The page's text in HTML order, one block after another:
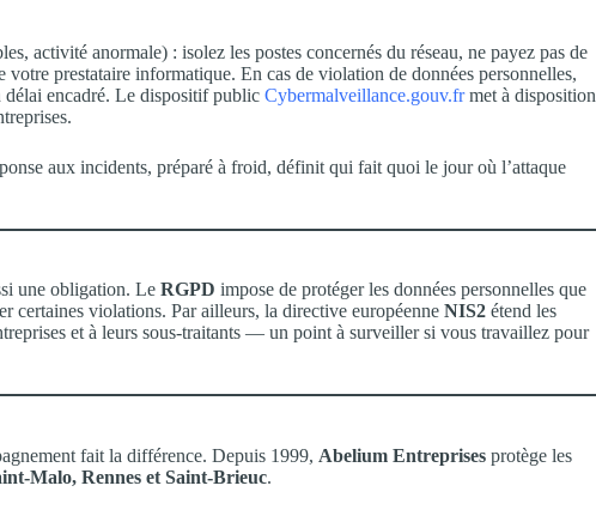
activité anormale) : isolez les postes concernés du réseau, ne payez pas de
votre prestataire informatique. En cas de violation de données personnelles,
délai encadré. Le dispositif public Cybermalveillance.gouv.frmet à disposition
aux incidents, préparé à froid, définit qui fait quoi le jour où l’attaque
une obligation. Le RGPD impose de protéger les données personnelles que
certaines violations. Par ailleurs, la directive européenne NIS2 étend les
et à leurs sous-traitants — un point à surveiller si vous travaillez pour
fait la différence. Depuis 1999, Abelium Entreprises protège les
Malo, Rennes et Saint-Brieuc.